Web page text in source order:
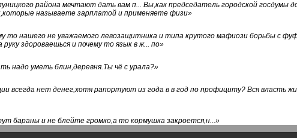
района мечтают дать вам п... Вы,как председатель городской госдумы
называете зарплатой и применяете физи»
то нашего не уважаемого левозащитника и типа крутого мафиози борьбы с
здороваешься и почему то язык в ж... по»
надо уметь блин,деревня.Ты чё с урала?»
всегда нет денег,хотя рапортуют из года в в год по профициту? Вся власть
бараны и не блейте громко,а то кормушка закроется,н...»